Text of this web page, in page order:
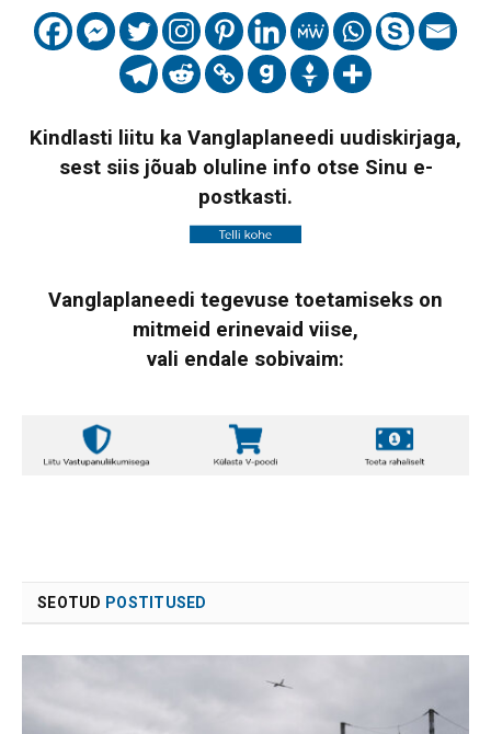
Kindlasti liitu ka Vanglaplaneedi uudiskirjaga,
sest siis jõuab oluline info otse Sinu e-
postkasti.
Vanglaplaneedi tegevuse toetamiseks on
mitmeid erinevaid viise,
vali endale sobivaim:
SEOTUD POSTITUSED